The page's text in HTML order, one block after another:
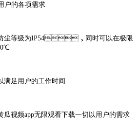
户的各项需求
等级为IP54，同时可以在极限
满足用户的工作时间
瓜视频app无限观看下载一切以用户的需求